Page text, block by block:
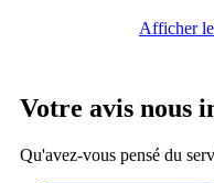
Afficher
Votre avis nous
Qu'avez-vous pensé du